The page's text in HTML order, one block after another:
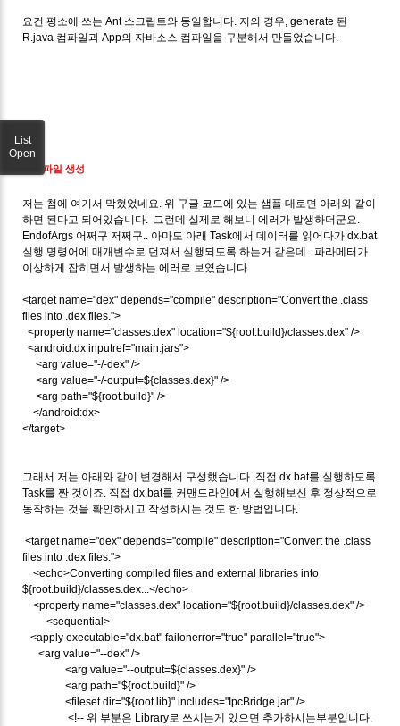
요건 평소에 쓰는 Ant 스크립트와 동일합니다. 저의 경우, generate 된
R.java 컴파일과 App의 자바소스 컴파일을 구분해서 만들었습니다.
Dex 파일 생성
저는 첨에 여기서 막혔었네요. 위 구글 코드에 있는 샘플 대로면 아래와 같이
하면 된다고 되어있습니다. 그런데 실제로 해보니 에러가 발생하더군요.
EndofArgs 어쩌구 저쩌구.. 아마도 아래 Task에서 데이터를 읽어다가 dx.bat
실행 명령어에 매개변수로 던져서 실행되도록 하는거 같은데.. 파라메터가
이상하게 잡히면서 발생하는 에러로 보였습니다.
<target name="dex" depends="compile" description="Convert the .class
files into .dex files.">
<property name="classes.dex" location="${root.build}/classes.dex" />
<android:dx inputref="main.jars">
<arg value="-/-dex" />
<arg value="-/-output=${classes.dex}" />
<arg path="${root.build}" />
</android:dx>
</target>
그래서 저는 아래와 같이 변경해서 구성했습니다. 직접 dx.bat를 실행하도록
Task를 짠 것이죠. 직접 dx.bat를 커맨드라인에서 실행해보신 후 정상적으로
동작하는 것을 확인하시고 작성하시는 것도 한 방법입니다.
<target name="dex" depends="compile" description="Convert the .class
files into .dex files.">
<echo>Converting compiled files and external libraries into
${root.build}/classes.dex...</echo>
<property name="classes.dex" location="${root.build}/classes.dex" />
<sequential>
<apply executable="dx.bat" failonerror="true" parallel="true">
<arg value="--dex" />
<arg value="--output=${classes.dex}" />
<arg path="${root.build}" />
<fileset dir="${root.lib}" includes="IpcBridge.jar" />
<!-- 위 부분은 Library로 쓰시는게 있으면 추가하시는부분입니다.
List
Open